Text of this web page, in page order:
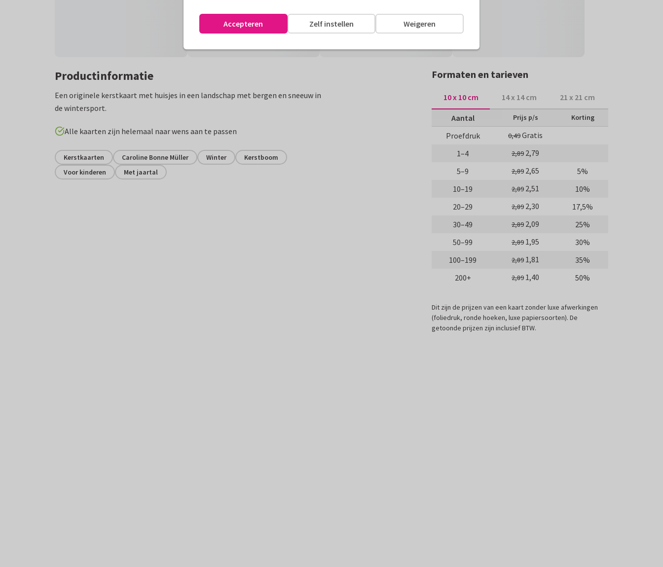
Productinformatie
Een originele kerstkaart met huisjes in een landschap met bergen en sneeuw in
de wintersport.
Alle kaarten zijn helemaal naar wens aan te passen
Kerstkaarten Caroline Bonne Müller Winter
Kerstboom
Voor kinderen
Met jaartal
Formaten en tarieven
10 x 10 cm 14 x 14 cm 21 x 21 cm
Aantal Prijs p/s Korting
Proefdruk 0,49Gratis
1–4
2,89 2,79
5–9
2,89 2,65
5%
10–19
2,89 2,51
10%
20–29
2,89 2,30
17,5%
30–49
2,89 2,09
25%
50–99
2,89 1,95
30%
100–199
2,89 1,81
35%
200+
2,89 1,40 50%
Dit zijn de prijzen van een kaart zonder luxe afwerkingen
(foliedruk, ronde hoeken, luxe papiersoorten). De
getoonde prijzen zijn inclusief BTW.
Weigeren
Zelf instellen
Accepteren